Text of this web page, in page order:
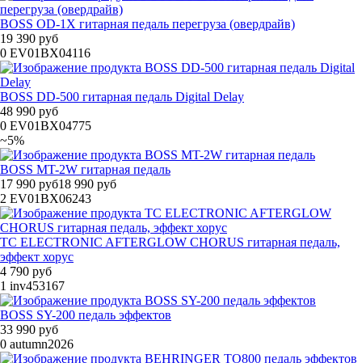
BOSS OD-1X гитарная педаль перегруза (овердрайв)
19 390 руб
0 EV01BX04116
BOSS DD-500 гитарная педаль Digital Delay
48 990 руб
0 EV01BX04775
~5%
BOSS MT-2W гитарная педаль
17 990 руб18 990 руб
2 EV01BX06243
TC ELECTRONIC AFTERGLOW CHORUS гитарная педаль,
эффект хорус
4 790 руб
1 inv453167
BOSS SY-200 педаль эффектов
33 990 руб
0 autumn2026